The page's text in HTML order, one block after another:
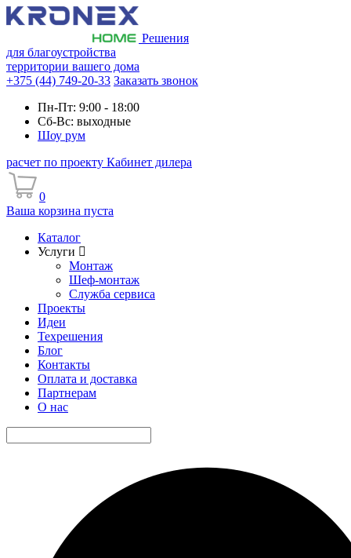
Решения
для благоустройства
территории вашего дома
+375 (44) 749-20-33 Заказать звонок
Пн-Пт: 9:00 - 18:00
Сб-Вс: выходные
Шоу рум
расчет по проекту Кабинет дилера
0
Ваша корзина пуста
Каталог
Услуги
Монтаж
Шеф-монтаж
Служба сервиса
Проекты
Идеи
Техрешения
Блог
Контакты
Оплата и доставка
Партнерам
О нас